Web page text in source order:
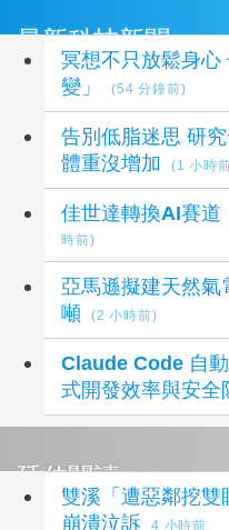
最新科技新聞
冥想不只放鬆身心
變」
(54 分鐘前)
告別低脂迷思 研
體重沒增加
(1 小時
佳世達轉換AI賽
時前)
亞馬遜擬建天然氣
噸
(2 小時前)
Claude Code 自
式開發效率與安全
延伸閱讀
雙溪「遭惡鄰挖雙
崩潰泣訴
4 小時前